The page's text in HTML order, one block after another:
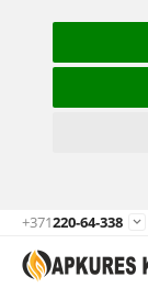
+371220-64-338 